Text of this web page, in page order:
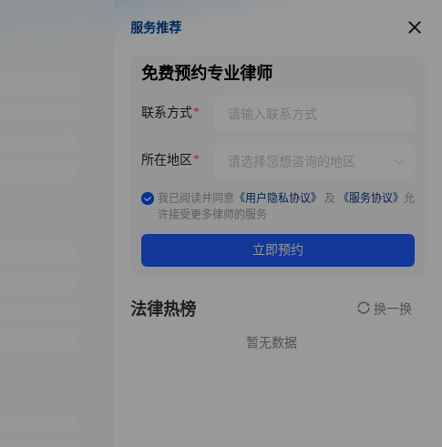
服务推荐
服务推荐
免费预约专业律师
联系方式
所在地区
我已阅读并同意 《用户隐私协议》 及 《服务协议》 允
许接受更多律师的服务
立即预约
法律热榜 换一换
暂无数据